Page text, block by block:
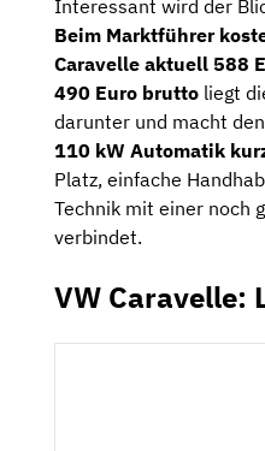
Interessant wird der
Beim Marktführer
Caravelle aktuell 588
490 Euro brutto liegt
darunter und macht den
110 kW Automatik
Platz, einfache
Technik mit einer noch
verbindet.
VW Caravelle: